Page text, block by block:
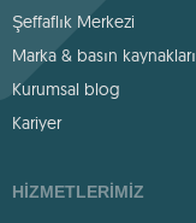
Şeffaflık Merkezi
Marka & basın kaynakları
Kurumsal blog
Kariyer
HIZMETLERIMIZ